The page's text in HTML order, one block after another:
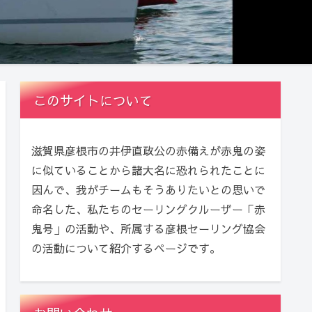
このサイトについて
滋賀県彦根市の井伊直政公の赤備えが赤鬼の姿
に似ていることから諸大名に恐れられたことに
因んで、我がチームもそうありたいとの思いで
命名した、私たちのセーリングクルーザー「赤
鬼号」の活動や、所属する彦根セーリング協会
の活動について紹介するページです。